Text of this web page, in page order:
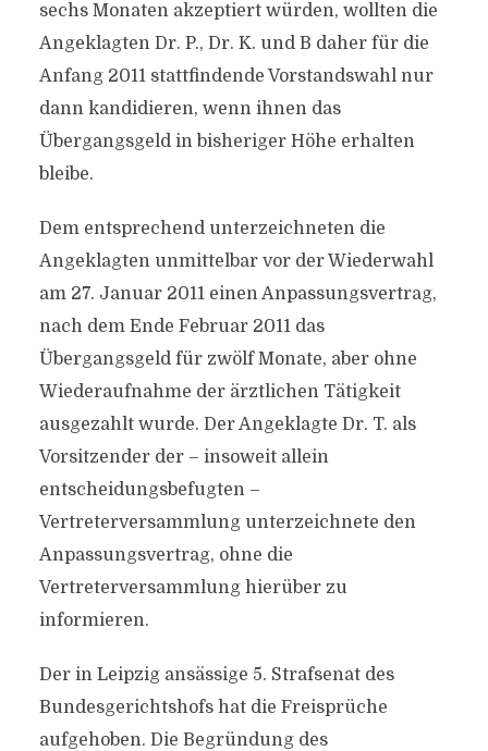
sechs Monaten akzeptiert würden, wollten die
Angeklagten Dr. P., Dr. K. und B daher für die
Anfang 2011 stattfindende Vorstandswahl nur
dann kandidieren, wenn ihnen das
Übergangsgeld in bisheriger Höhe erhalten
bleibe.
Dem entsprechend unterzeichneten die
Angeklagten unmittelbar vor der Wiederwahl
am 27. Januar 2011 einen Anpassungsvertrag,
nach dem Ende Februar 2011 das
Übergangsgeld für zwölf Monate, aber ohne
Wiederaufnahme der ärztlichen Tätigkeit
ausgezahlt wurde. Der Angeklagte Dr. T. als
Vorsitzender der – insoweit allein
entscheidungsbefugten –
Vertreterversammlung unterzeichnete den
Anpassungsvertrag, ohne die
Vertreterversammlung hierüber zu
informieren.
Der in Leipzig ansässige 5. Strafsenat des
Bundesgerichtshofs hat die Freisprüche
aufgehoben. Die Begründung des